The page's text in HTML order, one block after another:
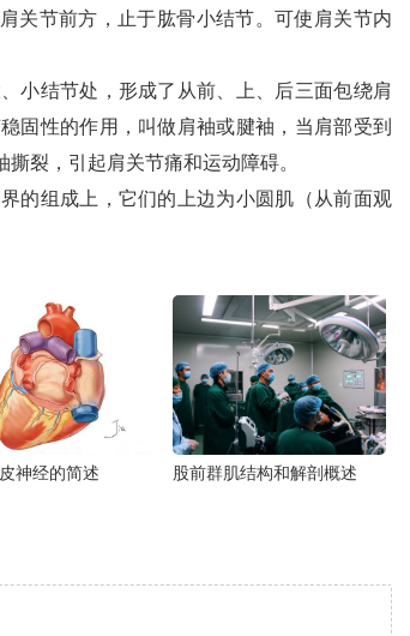
节前方，止于肱骨小结节。可使肩关节内
结节处，形成了从前、上、后三面包绕肩
固性的作用，叫做肩袖或腱袖，当肩部受到
裂，引起肩关节痛和运动障碍。
组成上，它们的上边为小圆肌（从前面观
神经的简述 股前群肌结构和解剖概述